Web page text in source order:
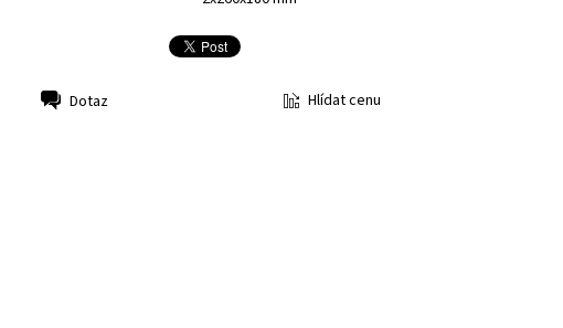
Dotaz Hlídat cenu